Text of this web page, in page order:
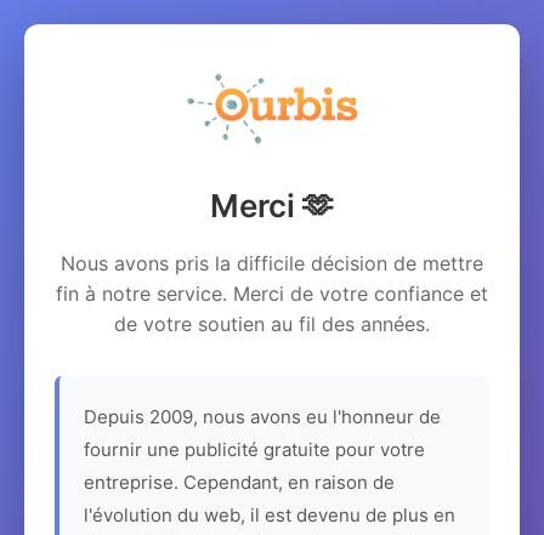
Merci 🫶
Nous avons pris la difficile décision de mettre
fin à notre service. Merci de votre confiance et
de votre soutien au fil des années.
Depuis 2009, nous avons eu l'honneur de
fournir une publicité gratuite pour votre
entreprise. Cependant, en raison de
l'évolution du web, il est devenu de plus en